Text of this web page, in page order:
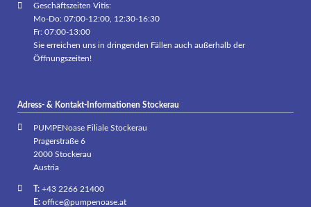
Geschäftszeiten Vitis:
Mo-Do: 07:00-12:00, 12:30-16:30
Fr: 07:00-13:00
Sie erreichen uns in dringenden Fällen auch außerhalb der
Öffnungszeiten!
Adress- & Kontakt-Informationen Stockerau
PUMPENoase Filiale Stockerau
Pragerstraße 6
2000 Stockerau
Austria
T:+43 2266 21400
E: office@pumpenoase.at